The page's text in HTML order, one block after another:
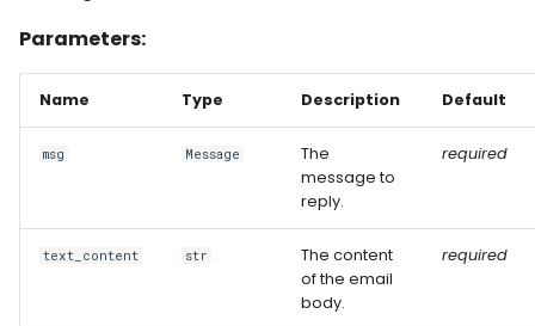
Parameters:
Name Type Description Default
msg Message
The
message to
reply.
required
text_content str
The content
of the email
body.
required